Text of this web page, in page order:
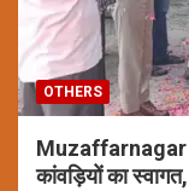
OTHERS
Muzaffarnagar
कांवड़ियों का